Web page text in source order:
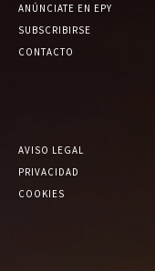
ANÚNCIATE EN EPY
SUBSCRIBIRSE
CONTACTO
AVISO LEGAL
PRIVACIDAD
COOKIES